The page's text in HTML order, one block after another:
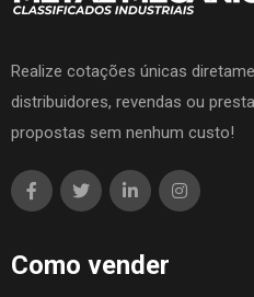
Realize cotações únicas
distribuidores, revendas ou
propostas sem nenhum custo!
Como vender